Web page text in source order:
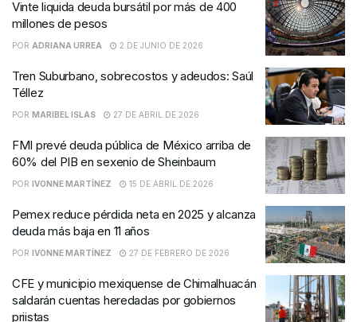
Vinte liquida deuda bursátil por más de 400
millones de pesos
POR ADRIANA URREA 2 DE JUNIO DE 2026
Tren Suburbano, sobrecostos y adeudos: Saúl
Téllez
POR MARIBEL ISLAS 27 DE ABRIL DE 2026
FMI prevé deuda pública de México arriba de
60% del PIB en sexenio de Sheinbaum
POR IVONNE MARTÍNEZ 15 DE ABRIL DE 2026
Pemex reduce pérdida neta en 2025 y alcanza
deuda más baja en 11 años
POR IVONNE MARTÍNEZ 27 DE FEBRERO DE 2026
CFE y municipio mexiquense de Chimalhuacán
saldarán cuentas heredadas por gobiernos
priistas